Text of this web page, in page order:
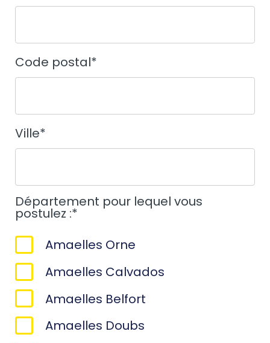
Code postal*
Ville*
Département pour lequel vous
postulez :*
Amaelles Orne
Amaelles Calvados
Amaelles Belfort
Amaelles Doubs